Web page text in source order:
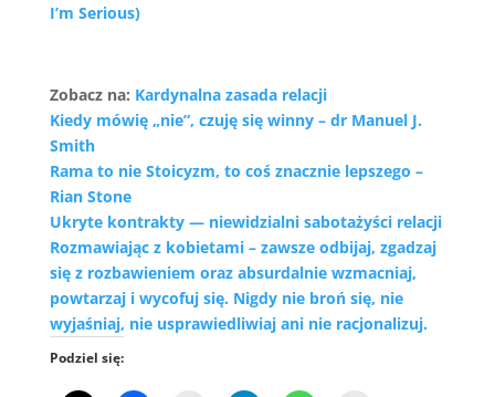
I’m Serious)
Zobacz na: Kardynalna zasada relacji
Kiedy mówię „nie”, czuję się winny – dr Manuel J.
Smith
Rama to nie Stoicyzm, to coś znacznie lepszego –
Rian Stone
Ukryte kontrakty — niewidzialni sabotażyści relacji
Rozmawiając z kobietami – zawsze odbijaj, zgadzaj
się z rozbawieniem oraz absurdalnie wzmacniaj,
powtarzaj i wycofuj się. Nigdy nie broń się, nie
wyjaśniaj, nie usprawiedliwiaj ani nie racjonalizuj.
Podziel się: